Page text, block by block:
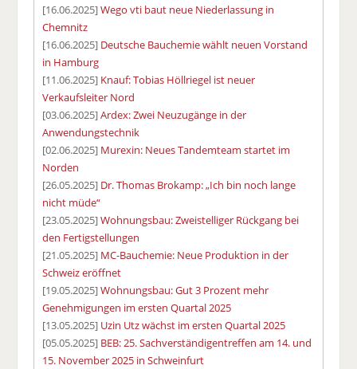
[16.06.2025]Wego vti baut neue Niederlassung in
Chemnitz
[16.06.2025] Deutsche Bauchemie wählt neuen Vorstand
in Hamburg
[11.06.2025] Knauf: Tobias Höllriegel ist neuer
Verkaufsleiter Nord
[03.06.2025]Ardex: Zwei Neuzugänge in der
Anwendungstechnik
[02.06.2025] Murexin: Neues Tandemteam startet im
Norden
[26.05.2025] Dr. Thomas Brokamp: „Ich bin noch lange
nicht müde“
[23.05.2025]Wohnungsbau: Zweistelliger Rückgang bei
den Fertigstellungen
[21.05.2025] MC-Bauchemie: Neue Produktion in der
Schweiz eröffnet
[19.05.2025]Wohnungsbau: Gut 3 Prozent mehr
Genehmigungen im ersten Quartal 2025
[13.05.2025] Uzin Utz wächst im ersten Quartal 2025
[05.05.2025] BEB: 25. Sachverständigentreffen am 14. und
15. November 2025 in Schweinfurt